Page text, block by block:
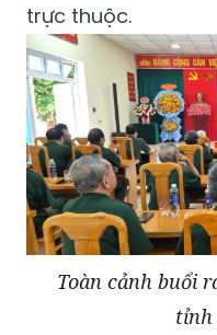
trực thuộc.
Toàn cảnh buổi
tỉnh